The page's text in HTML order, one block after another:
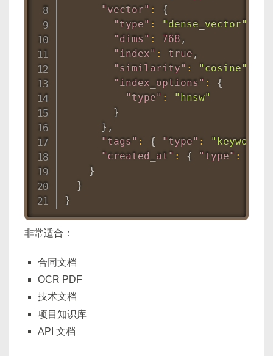
"vector" :
{
"type" : "dense_vector"
"dims" : 768 ,
"index" : true ,
"similarity" : "cosine"
"index_options" :
{
"type" :
"hnsw"
}
} ,
"tags" : { "type" : "keyword"
"created_at" : { "type" :
}
}
}
非常适合：
合同文档
OCR PDF
技术文档
项目知识库
API 文档